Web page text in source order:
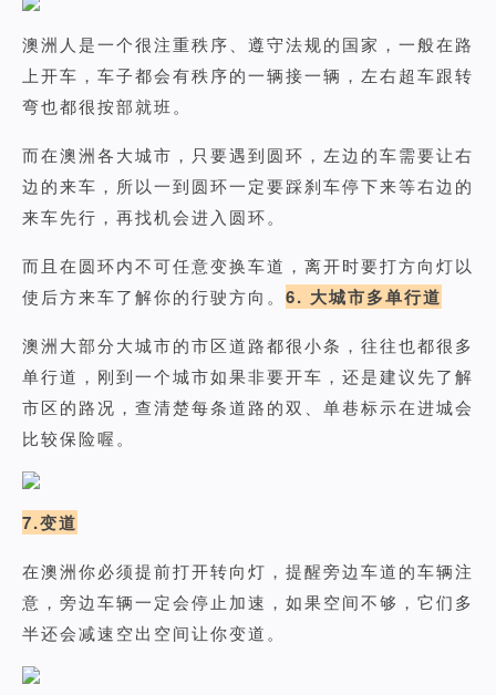
澳洲人是一个很注重秩序、遵守法规的国家，一般在路
上开车，车子都会有秩序的一辆接一辆，左右超车跟转
弯也都很按部就班。
而在澳洲各大城市，只要遇到圆环，左边的车需要让右
边的来车，所以一到圆环一定要踩刹车停下来等右边的
来车先行，再找机会进入圆环。
而且在圆环内不可任意变换车道，离开时要打方向灯以
使后方来车了解你的行驶方向。 6. 大城市多单行道
澳洲大部分大城市的市区道路都很小条，往往也都很多
单行道，刚到一个城市如果非要开车，还是建议先了解
市区的路况，查清楚每条道路的双、单巷标示在进城会
比较保险喔。
7.变道
在澳洲你必须提前打开转向灯，提醒旁边车道的车辆注
意，旁边车辆一定会停止加速，如果空间不够，它们多
半还会减速空出空间让你变道。